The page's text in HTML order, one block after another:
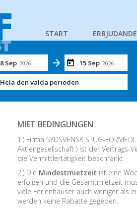
START ERBJUDANDE
8 Sep 2026 15 Sep 2026
Hela den valda perioden
MIET BEDINGUNGEN
1.) Firma SYDSVENSK STUG-
Aktiengesellschaft ) ist der Vertrags-
die Vermittlertätigkeit beschränkt
2.) Die Mindestmietzeit ist eine
erfolgen und die Gesamtmietzeit
viele Ferienhäuser auch weniger als
werden keine Rabatte gegeben.